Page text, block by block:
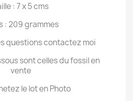
: 7 x 5 cms
: 209 grammes
questions contactez moi
sont celles du fossil en
vente
le lot en Photo